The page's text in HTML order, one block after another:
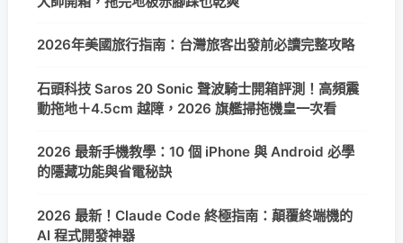
2026年美國旅行指南：台灣旅客出發前必讀完整攻略
石頭科技 Saros 20 Sonic 聲波騎士開箱評測！高頻震
動拖地＋4.5cm 越障，2026 旗艦掃拖機皇一次看
2026 最新手機教學：10 個 iPhone 與 Android 必學
的隱藏功能與省電秘訣
2026 最新！Claude Code 終極指南：顛覆終端機的
AI 程式開發神器